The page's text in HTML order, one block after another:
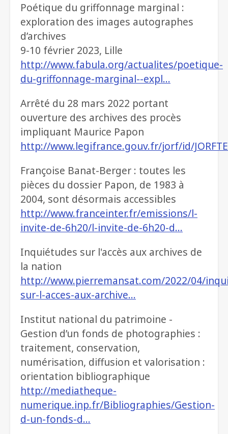
Poétique du griffonnage marginal :
exploration des images autographes
d’archives
9-10 février 2023, Lille
http://www.fabula.org/actualites/poetique-
du-griffonnage-marginal--expl…
Arrêté du 28 mars 2022 portant
ouverture des archives des procès
impliquant Maurice Papon
http://www.legifrance.gouv.fr/jorf/id/
Françoise Banat-Berger : toutes les
pièces du dossier Papon, de 1983 à
2004, sont désormais accessibles
http://www.franceinter.fr/emissions/l-
invite-de-6h20/l-invite-de-6h20-d…
Inquiétudes sur l'accès aux archives de
la nation
http://www.pierremansat.com/2022/04/
sur-l-acces-aux-archive…
Institut national du patrimoine -
Gestion d’un fonds de photographies :
traitement, conservation,
numérisation, diffusion et valorisation :
orientation bibliographique
http://mediatheque-
numerique.inp.fr/Bibliographies/Gestion-
d-un-fonds-d…